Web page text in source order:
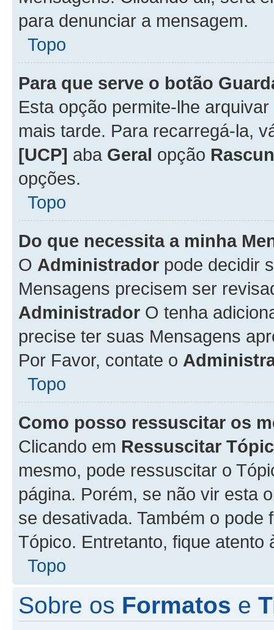
para denunciar a mensagem.
Topo
Para que serve o botão
Esta opção permite-lhe
mais tarde. Para recarregá-la,
[UCP] aba Geral opção
opções.
Topo
Do que necessita a minha
O Administrador pode decidir
Mensagens precisem ser
Administrador O tenha
precise ter suas Mensagens
Por Favor, contate o
Topo
Como posso ressuscitar os
Clicando em Ressuscitar
mesmo, pode ressuscitar o
página. Porém, se não vir esta
se desativada. Também o
Tópico. Entretanto, fique atento
Topo
Sobre os Formatos e